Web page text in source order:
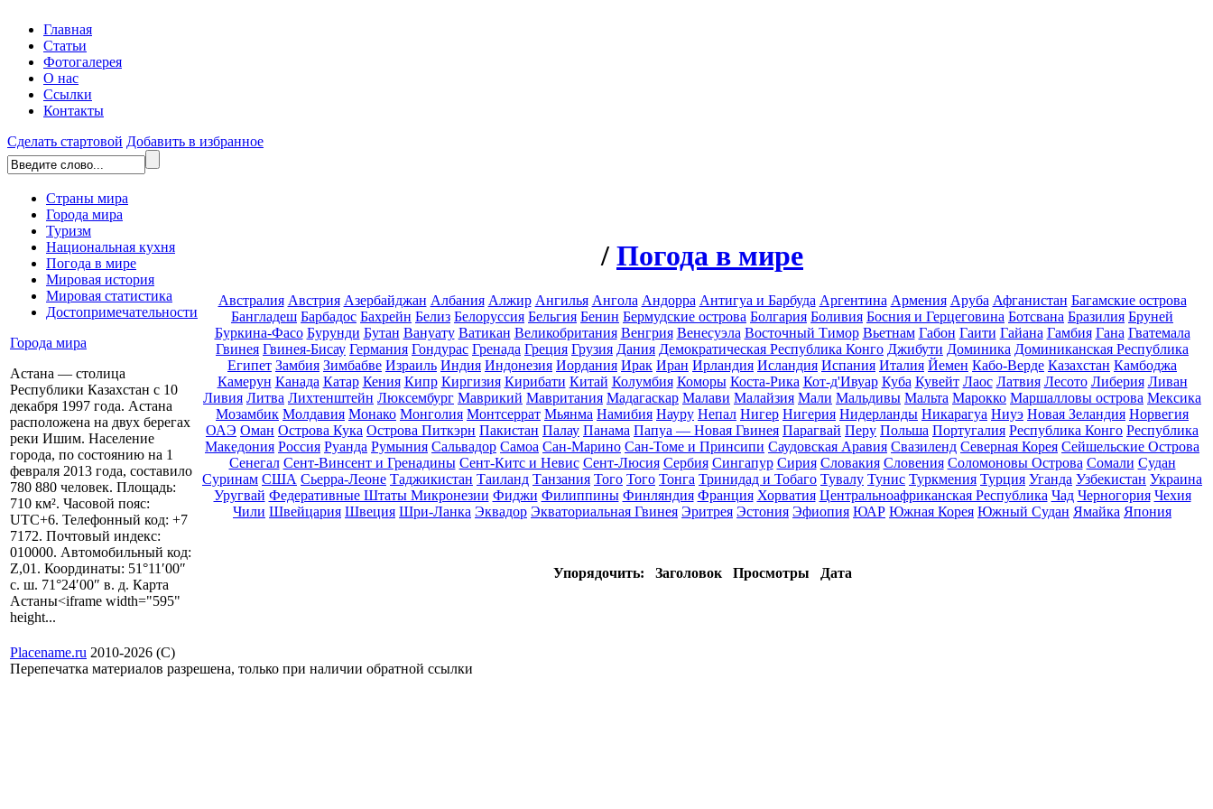
Главная
Статьи
Фотогалерея
О нас
Ссылки
Контакты
Сделать стартовой Добавить в избранное
Страны мира
Города мира
Туризм
Национальная кухня
Погода в мире
Мировая история
Мировая статистика
Достопримечательности
Города мира
Астана — столица
Республики Казахстан с 10
декабря 1997 года. Астана
расположена на двух берегах
реки Ишим. Население
города, по состоянию на 1
февраля 2013 года, составило
780 880 человек. Площадь:
710 км². Часовой пояс:
UTC+6. Телефонный код: +7
7172. Почтовый индекс:
010000. Автомобильный код:
Z,01. Координаты: 51°11′00″
с. ш. 71°24′00″ в. д. Карта
Астаны<iframe width="595"
height...
/ Погода в мире
Австралия Австрия Азербайджан Албания Алжир Ангилья Ангола Андорра Антигуа и Барбуда Аргентина Армения Аруба Афганистан Багамские острова
Бангладеш Барбадос Бахрейн Белиз Белоруссия Бельгия Бенин Бермудские острова Болгария Боливия Босния и Герцеговина Ботсвана Бразилия Бруней
Буркина-Фасо Бурунди Бутан Вануату Ватикан Великобритания Венгрия Венесуэла Восточный Тимор Вьетнам Габон Гаити Гайана Гамбия Гана Гватемала
Гвинея Гвинея-Бисау Германия Гондурас Гренада Греция Грузия Дания Демократическая Республика Конго Джибути Доминика Доминиканская Республика
Египет Замбия Зимбабве Израиль Индия Индонезия Иордания Ирак Иран Ирландия Исландия Испания Италия Йемен Кабо-Верде Казахстан Камбоджа
Камерун Канада Катар Кения Кипр Киргизия Кирибати Китай Колумбия Коморы Коста-Рика Кот-д'Ивуар Куба Кувейт Лаос Латвия Лесото Либерия Ливан
Ливия Литва Лихтенштейн Люксембург Маврикий Мавритания Мадагаскар Малави Малайзия Мали Мальдивы Мальта Марокко Маршалловы острова Мексика
Мозамбик Молдавия Монако Монголия Монтсеррат Мьянма Намибия Науру Непал Нигер Нигерия Нидерланды Никарагуа Ниуэ Новая Зеландия Норвегия
ОАЭ Оман Острова Кука Острова Питкэрн Пакистан Палау Панама Папуа — Новая Гвинея Парагвай Перу Польша Португалия Республика Конго Республика
Македония Россия Руанда Румыния Сальвадор Самоа Сан-Марино Сан-Томе и Принсипи Саудовская Аравия Свазиленд Северная Корея Сейшельские Острова
Сенегал Сент-Винсент и Гренадины Сент-Китс и Невис Сент-Люсия Сербия Сингапур Сирия Словакия Словения Соломоновы Острова Сомали Судан
Суринам США Сьерра-Леоне Таджикистан Таиланд Танзания Того Того Тонга Тринидад и Тобаго Тувалу Тунис Туркмения Турция Уганда Узбекистан Украина
Уругвай Федеративные Штаты Микронезии Фиджи Филиппины Финляндия Франция Хорватия Центральноафриканская Республика Чад Черногория Чехия
Чили Швейцария Швеция Шри-Ланка Эквадор Экваториальная Гвинея Эритрея Эстония Эфиопия ЮАР Южная Корея Южный Судан Ямайка Япония
Упорядочить: Заголовок Просмотры Дата
Placename.ru 2010-2026 (С)
Перепечатка материалов разрешена, только при наличии обратной ссылки